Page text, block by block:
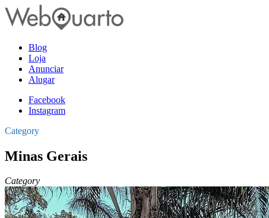
Blog
Loja
Anunciar
Alugar
Facebook
Instagram
Category
Minas Gerais
Category